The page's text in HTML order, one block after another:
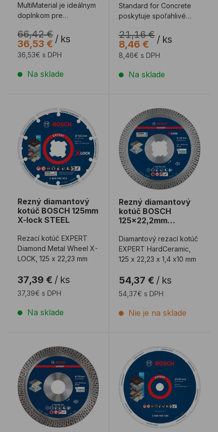
MultiMaterial je ideálnym
doplnkom pre
stavebných
66,42 €
36,53 € / ks
36,53€ s DPH
Na sklade
Standard for Concrete
poskytuje spoľahlivé
21,16 €
8,46 €
/ ks
8,46€ s DPH
Na sklade
Rezný diamantový kotúč BOSCH 125mm X-lock
Rezný diamantový
kotúč BOSCH 125mm
X-lock STEEL
Rezací kotúč EXPERT
Diamond Metal Wheel X-
LOCK, 125 x 22,23 mm
37,39 € / ks
37,39€ s DPH
Na sklade
Rezný diamantový kotúč
Rezný diamantový
kotúč BOSCH
125x22,2mm
Diamantový rezací kotúč
EXPERT HardCeramic,
125 x 22,23 x 1,4 x10 mm
54,37 € / ks
54,37€ s DPH
Nie je na sklade
Diamantový kotúč BOSCH 125x1,4 Keramika BEST
Diamantový kotúč